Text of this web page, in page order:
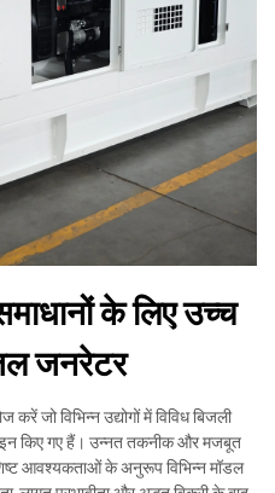
के लिए उच्च
जनरेटर
जो विभिन्न उद्योगों में विविध बिजली
किए गए हैं। उन्नत तकनीक और मजबूत
आवश्यकताओं के अनुरूप विभिन्न मॉडल